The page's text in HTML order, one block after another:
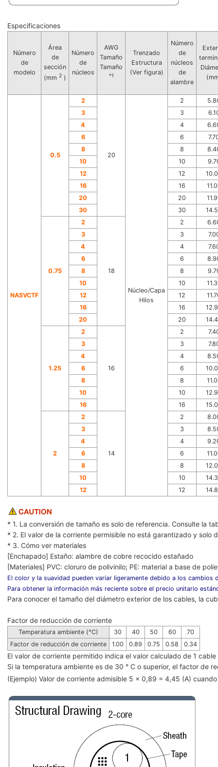
Especificaciones
Número
de
modelo
Área
de
sección
(mm 2 )
Número
de
núcleos
AWG
Tamaño
Tamaño
*1
Trenzado
Estructura
(Ver figura)
Número
de
núcleos
de
alambre
NASVCTF
0.5
2
20
Núcleo/Capa
Hilos
2
3
3
4
4
6
6
8
8
10
10
12
12
16
16
20
20
30
30
0.75
2
18
2
3
3
4
4
6
6
8
8
10
10
12
12
16
16
20
20
1.25
2
16
2
3
3
4
4
6
6
8
8
10
10
16
16
2
2
14
2
3
3
4
4
6
6
8
8
10
10
12
12
* 1. La conversión de tamaño es solo de referencia. Consulte la
* 2. El valor de la corriente permisible no está garantizado y solo
* 3. Cómo ver materiales
[Enchapado] Estaño: alambre de cobre recocido estañado
[Materiales] PVC: cloruro de polivinilo; PE: material a base de
El color y la suavidad pueden variar ligeramente debido a los cambios
Para obtener la información más reciente sobre el precio unitario
Para conocer el tamaño del diámetro exterior de los cables, la
Factor de reducción de corriente
Temperatura ambiente (°C) 30 40 50 60
70
Factor de reducción de corriente
1.00 0.89 0.75 0.58 0.34
El valor de corriente permitido indica el valor calculado de 1
Si la temperatura ambiente es de 30 ° C o superior, el factor de
(Ejemplo) Valor de corriente admisible 5 x 0,89 = 4,45 (A)